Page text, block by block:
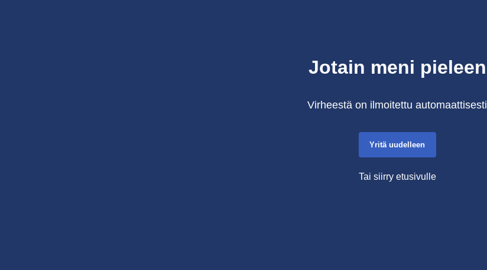
Jotain meni pieleen
Virheestä on ilmoitettu automaattisesti
Yritä uudelleen
Tai siirry etusivulle